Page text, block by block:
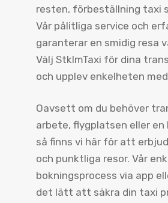
resten, förbeställning taxi
Vår pålitliga service och
garanterar en smidig resa
Välj StklmTaxi för dina
och upplev enkelheten
Oavsett om du behöver
arbete, flygplatsen eller en
så finns vi här för att
och punktliga resor. Vår
bokningsprocess via app
det lätt att säkra din taxi